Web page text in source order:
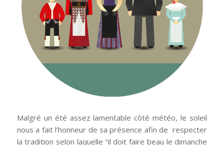
Malgré un été assez lamentable côté météo, le soleil
nous a fait l’honneur de sa présence afin de respecter
la tradition selon laquelle “il doit faire beau le dimanche